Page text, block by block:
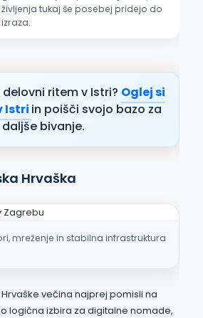
življenja tukaj še posebej pridejo do
izraza.
ritem v Istri? Oglej si
Istri in poišči svojo bazo za
daljše bivanje.
Hrvaška
mreženje in stabilna infrastruktura
večina najprej pomisli na
logična izbira za digitalne nomade,